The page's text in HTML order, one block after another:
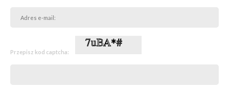
Przepisz kod captcha: